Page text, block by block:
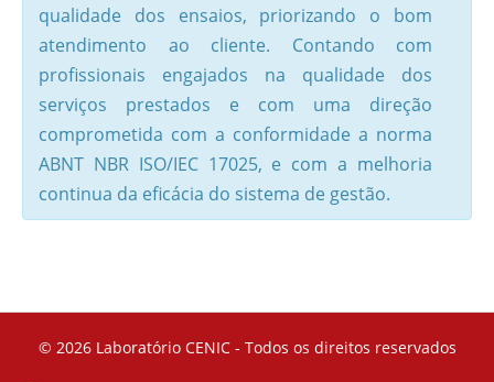
qualidade dos ensaios, priorizando o bom
atendimento ao cliente. Contando com
profissionais engajados na qualidade dos
serviços prestados e com uma direção
comprometida com a conformidade a norma
ABNT NBR ISO/IEC 17025, e com a melhoria
continua da eficácia do sistema de gestão.
© 2026 Laboratório CENIC - Todos os direitos reservados